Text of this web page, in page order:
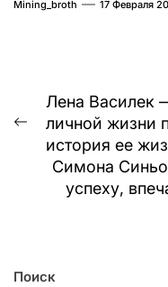
Mining_broth 17 Февраля
Навигация
по
записям
Предыдущая
запись:
Лена Василек
личной жизни
история ее
Симона
успеху,
Поиск